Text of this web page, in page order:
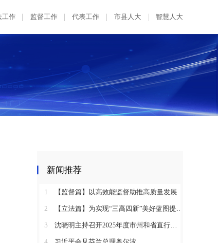
工作 监督工作 代表工作 市县人大 智慧人大
新闻推荐
1 【监督篇】以高效能监督助推高质量发展
2 【立法篇】为实现“三高四新”美好蓝图提供坚实法治保障
3 沈晓明主持召开2025年度市州和省直行业系统党（工）委书记抓基层党建工作述职评议会议